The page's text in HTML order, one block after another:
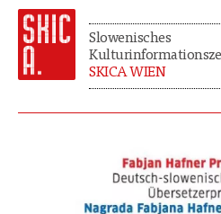
Slowenisches
SKICA WIEN